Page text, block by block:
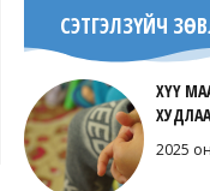
СЭТГЭЛЗҮЙЧ
ХҮҮ
2025